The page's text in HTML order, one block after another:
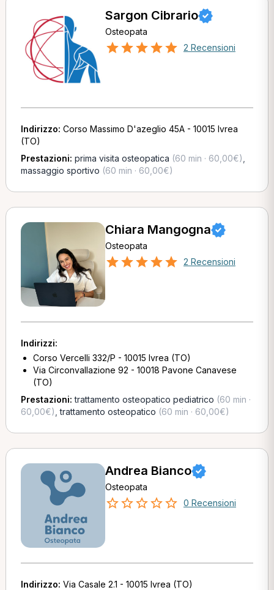
Sargon Cibrario
Osteopata
2 Recensioni
Indirizzo: Corso Massimo D'azeglio 45A - 10015 Ivrea
(TO)
Prestazioni: prima visita osteopatica (60 min · 60,00€)
massaggio sportivo (60 min · 60,00€)
Chiara Mangogna
Osteopata
2 Recensioni
Indirizzi:
Corso Vercelli 332/P - 10015 Ivrea (TO)
Via Circonvallazione 92 - 10018 Pavone Canavese
(TO)
Prestazioni:trattamento osteopatico pediatrico (60 min ·
60,00€) ,trattamento osteopatico (60 min · 60,00€)
Andrea Bianco
Osteopata
0 Recensioni
Indirizzo: Via Casale 2.1 - 10015 Ivrea (TO)